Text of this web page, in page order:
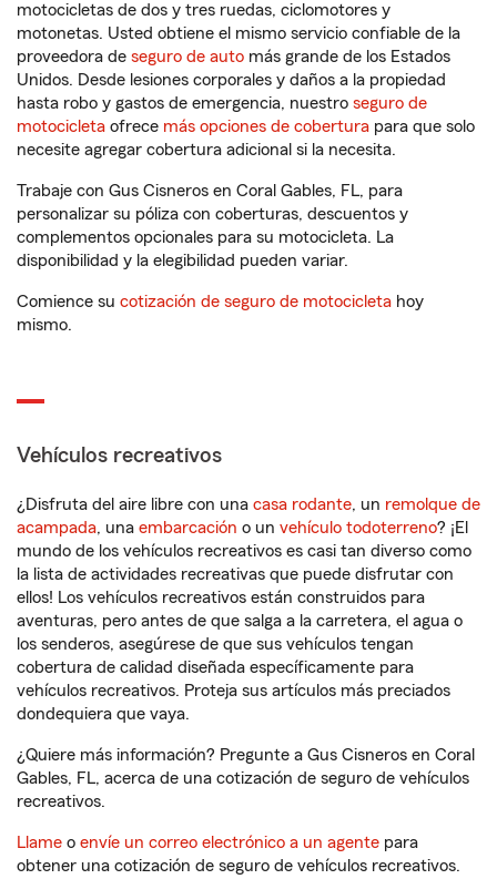
motocicletas de dos y tres ruedas, ciclomotores y
motonetas. Usted obtiene el mismo servicio confiable de la
proveedora de seguro de auto más grande de los Estados
Unidos. Desde lesiones corporales y daños a la propiedad
hasta robo y gastos de emergencia, nuestro seguro de
motocicleta ofrece más opciones de cobertura para que solo
necesite agregar cobertura adicional si la necesita.
Trabaje con Gus Cisneros en Coral Gables, FL, para
personalizar su póliza con coberturas, descuentos y
complementos opcionales para su motocicleta. La
disponibilidad y la elegibilidad pueden variar.
Comience su cotización de seguro de motocicleta hoy
mismo.
Vehículos recreativos
¿Disfruta del aire libre con una casa rodante, un remolque de
acampada, una embarcación o un vehículo todoterreno? ¡El
mundo de los vehículos recreativos es casi tan diverso como
la lista de actividades recreativas que puede disfrutar con
ellos! Los vehículos recreativos están construidos para
aventuras, pero antes de que salga a la carretera, el agua o
los senderos, asegúrese de que sus vehículos tengan
cobertura de calidad diseñada específicamente para
vehículos recreativos. Proteja sus artículos más preciados
dondequiera que vaya.
¿Quiere más información? Pregunte a Gus Cisneros en Coral
Gables, FL, acerca de una cotización de seguro de vehículos
recreativos.
Llame o envíe un correo electrónico a un agente para
obtener una cotización de seguro de vehículos recreativos.